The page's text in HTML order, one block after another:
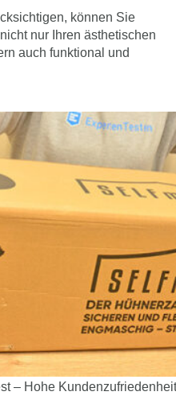
können Sie
nur Ihren ästhetischen
auch funktional und
– Hohe